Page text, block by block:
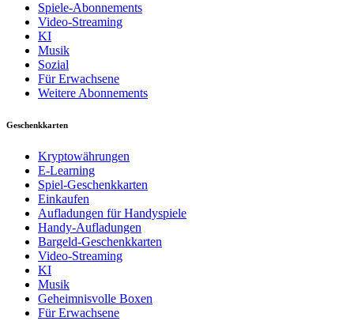
Spiele-Abonnements
Video-Streaming
KI
Musik
Sozial
Für Erwachsene
Weitere Abonnements
Geschenkkarten
Kryptowährungen
E-Learning
Spiel-Geschenkkarten
Einkaufen
Aufladungen für Handyspiele
Handy-Aufladungen
Bargeld-Geschenkkarten
Video-Streaming
KI
Musik
Geheimnisvolle Boxen
Für Erwachsene